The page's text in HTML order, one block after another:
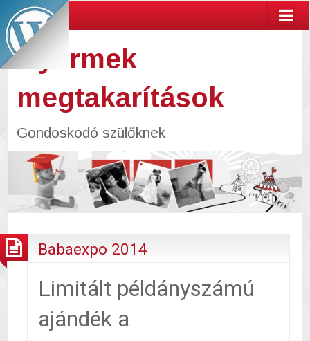
Gyermek
megtakarítások
Gondoskodó szülőknek
Babaexpo 2014
Limitált példányszámú
ajándék a